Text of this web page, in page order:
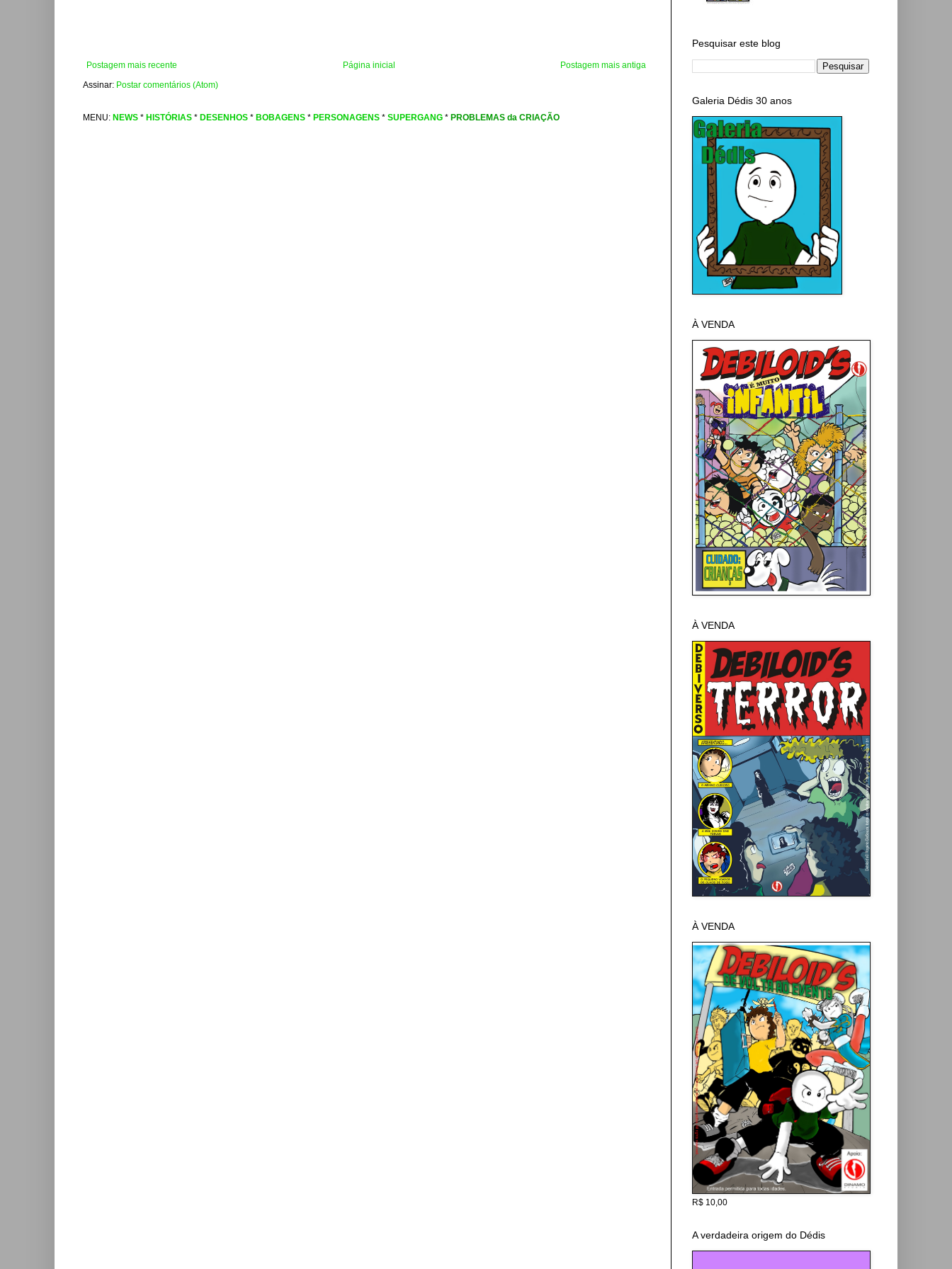
Postagem mais recente Postagem mais antiga
Página inicial
Assinar: Postar comentários (Atom)
MENU: NEWS * HISTÓRIAS * DESENHOS * BOBAGENS * PERSONAGENS * SUPERGANG * PROBLEMAS da CRIAÇÃO
Pesquisar este blog
Galeria Dédis 30 anos
À VENDA
À VENDA
À VENDA
R$ 10,00
A verdadeira origem do Dédis